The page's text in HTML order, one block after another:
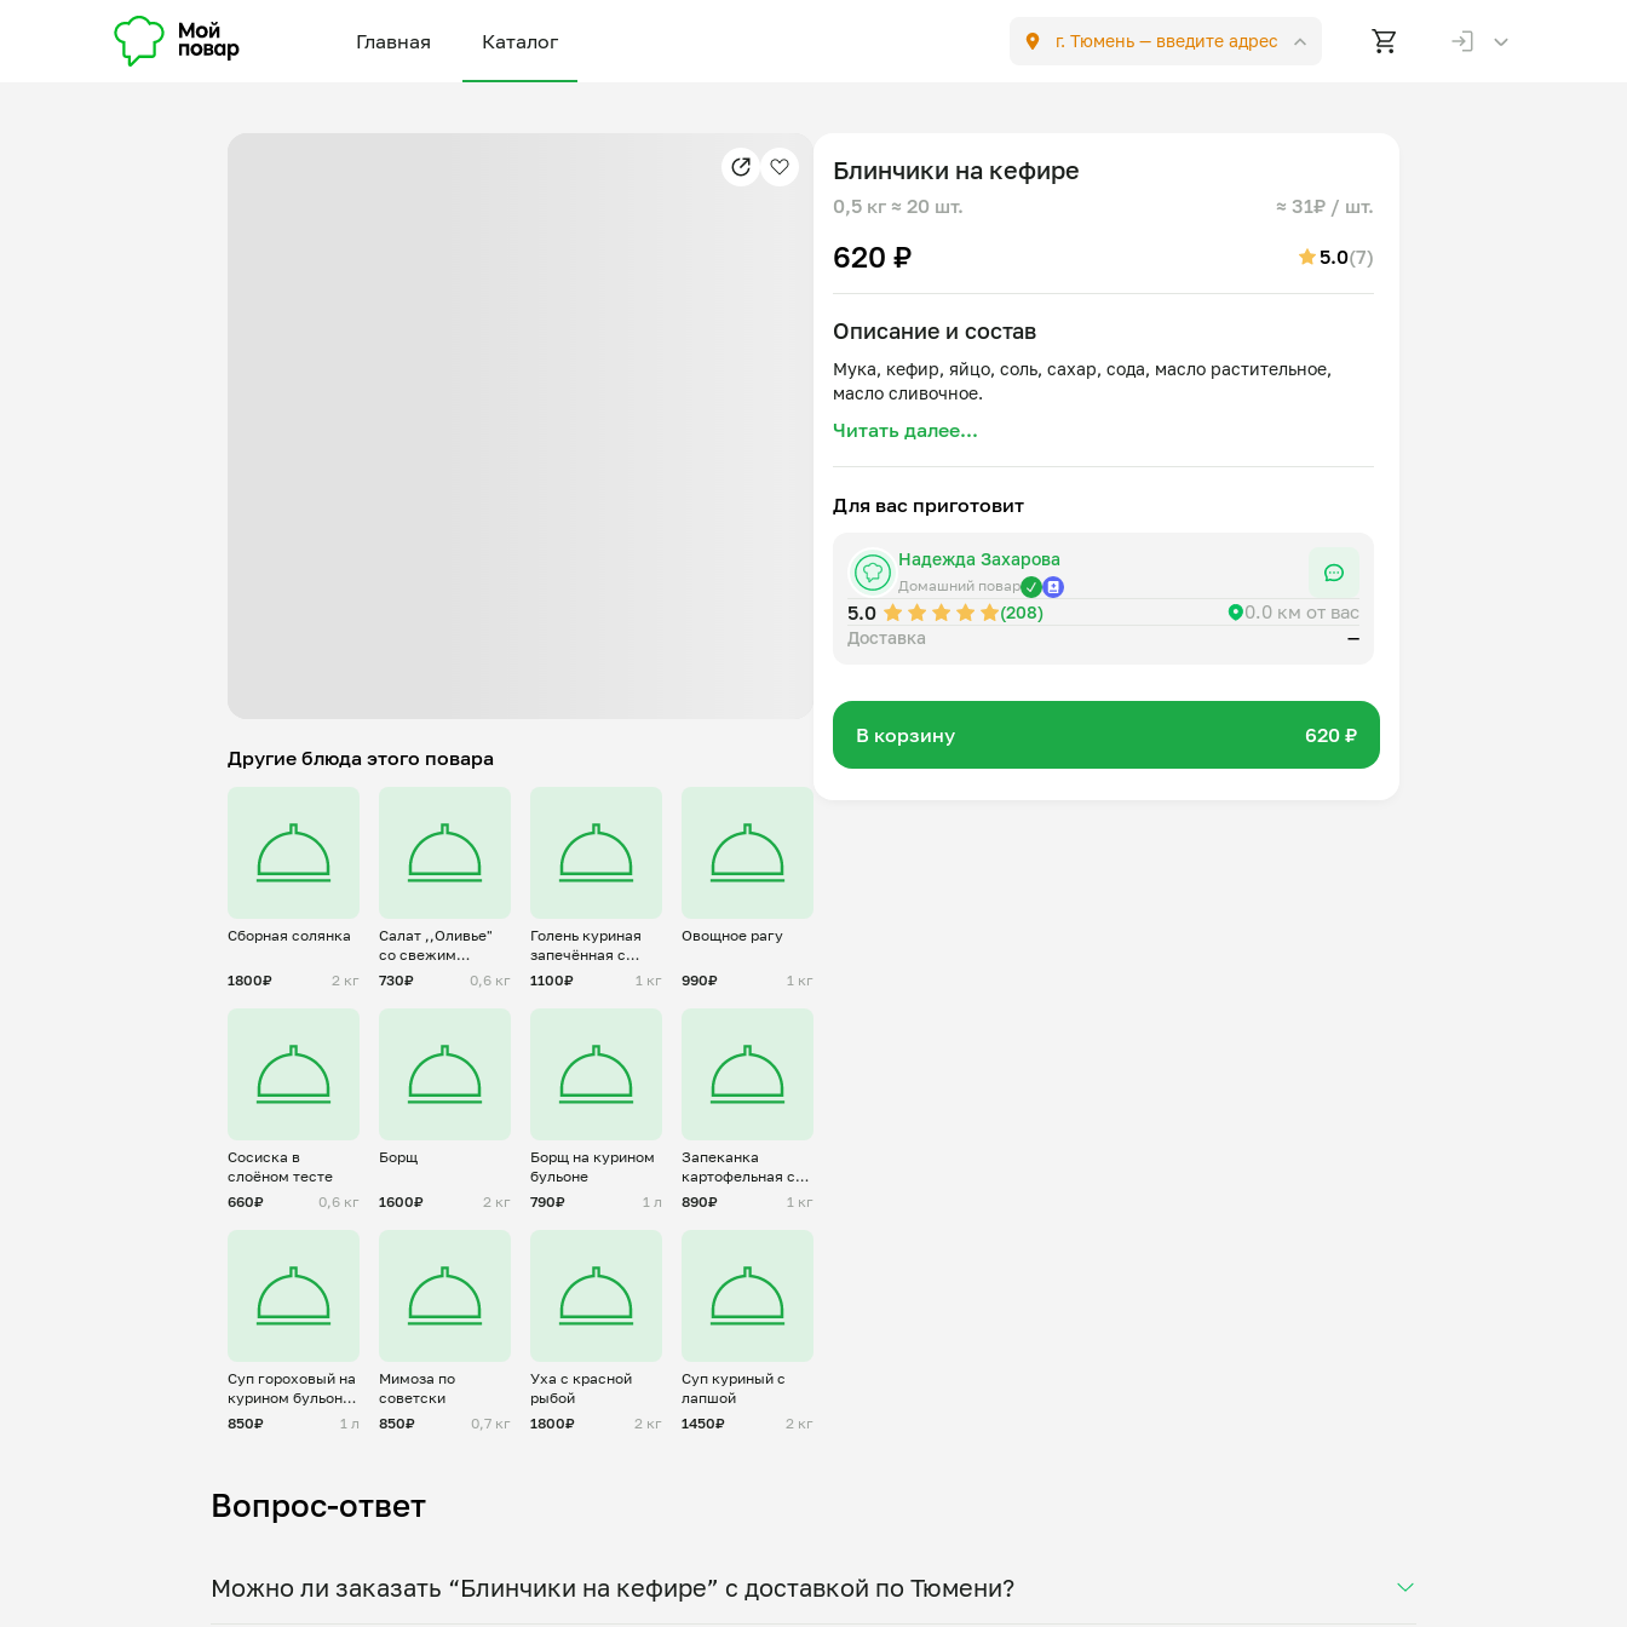
Главная Каталог г. Тюмень — введите адрес
Другие блюда этого повара
Сборная солянка
1800₽ 2 кг
Салат ,,Оливье"
со свежим
огурцом
730₽ 0,6 кг
Голень куриная
запечённая с
картофелем
1100₽ 1 кг
Овощное рагу
990₽ 1 кг
Сосиска в
слоёном тесте
660₽
0,6 кг
Борщ
1600₽ 2 кг
Борщ на курином
бульоне
790₽
1 л
Запеканка
картофельная с
куриным фаршем
890₽ 1 кг
Суп гороховый на
курином бульоне
с капчёностямии
850₽ 1 л
Мимоза по
советски
850₽
0,7 кг
Уха с красной
рыбой
1800₽
2 кг
Суп куриный с
лапшой
1450₽
2 кг
Блинчики на кефире
0,5 кг ≈ 20 шт. ≈ 31₽ / шт.
620 ₽ 5.0(7)
Описание и состав
Мука, кефир, яйцо, соль, сахар, сода, масло растительное,
Читать далее...
Для вас приготовит
Надежда Захарова
Домашний повар
5.0 (208) 0.0 км от вас
Доставка —
В корзину 620 ₽
Вопрос-ответ
Можно ли заказать “Блинчики на кефире” с доставкой по Тюмени?